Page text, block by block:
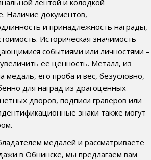
Наличие документов,
и принадлежность награды,
Историческая значимость
событиями или личностями –
ее ценность. Металл, из
медаль, его проба и вес, безусловно,
для наград из драгоценных
дворов, подписи граверов или
знаки также могут
медалей и рассматриваете
в Обнинске, мы предлагаем вам